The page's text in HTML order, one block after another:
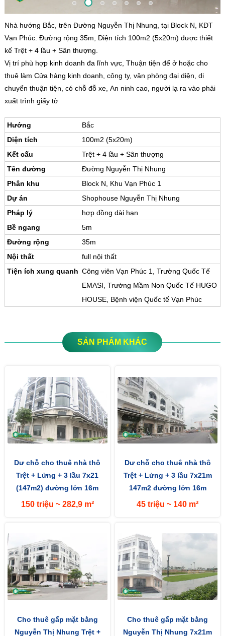
Nhà hướng Bắc, trên Đường Nguyễn Thị Nhung, tại Block N, KĐT
Vạn Phúc. Đường rộng 35m, Diện tích 100m2 (5x20m) được thiết
kế Trệt + 4 lầu + Sân thượng.
Vị trí phù hợp kinh doanh đa lĩnh vực, Thuận tiện để ở hoặc cho
thuê làm Cửa hàng kinh doanh, công ty, văn phòng đại diện, di
chuyển thuận tiện, có chỗ đỗ xe, An ninh cao, người lạ ra vào phải
xuất trình giấy tờ
Hướng
Bắc
Diện tích
100m2 (5x20m)
Kết cấu
Trệt + 4 lầu + Sân thượng
Tên đường
Đường Nguyễn Thị Nhung
Phân khu
Block N, Khu Vạn Phúc 1
Dự án
Shophouse Nguyễn Thị Nhung
Pháp lý
hợp đồng dài hạn
Bề ngang
5m
Đường rộng
35m
Nội thất
full nội thất
Tiện ích xung quanh Công viên Vạn Phúc 1, Trường Quốc Tế
EMASI, Trường Mầm Non Quốc Tế HUGO
HOUSE, Bệnh viện Quốc tế Vạn Phúc
SẢN PHẨM KHÁC
Dư chỗ cho thuê nhà thô
Trệt + Lửng + 3 lầu 7x21
(147m2) đường lớn 16m
hướng Tây
150 triệu ~ 282,9 m²
Dư chỗ cho thuê nhà thô
Trệt + Lửng + 3 lầu 7x21m
147m2 đường lớn 16m
hướng Tây
45 triệu ~ 140 m²
Cho thuê gấp mặt bằng
Nguyễn Thị Nhung Trệt +
Cho thuê gấp mặt bằng
Nguyễn Thị Nhung 7x21m